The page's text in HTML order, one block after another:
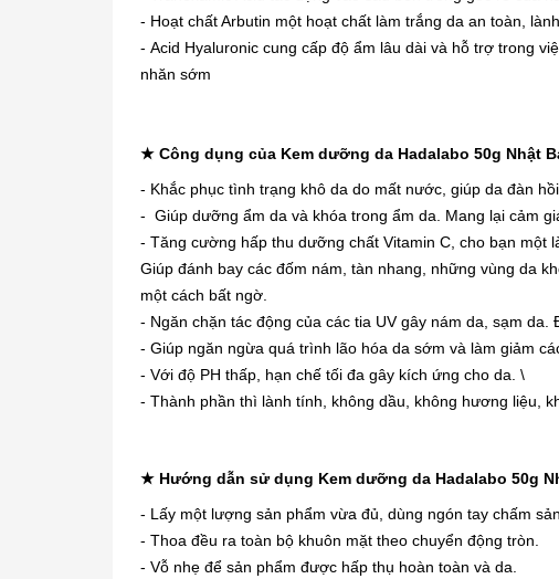
- Hoạt chất Arbutin một hoạt chất làm trắng da an toàn,
- Acid Hyaluronic cung cấp độ ẩm lâu dài và hỗ trợ trong
nhăn sớm
★ Công dụng của Kem dưỡng da Hadalabo 50g Nhật
- Khắc phục tình trạng khô da do mất nước, giúp da đàn
- Giúp dưỡng ẩm da và khóa trong ẩm da. Mang lại cảm
- Tăng cường hấp thu dưỡng chất Vitamin C, cho bạn một
Giúp đánh bay các đốm nám, tàn nhang, những vùng da
một cách bất ngờ.
- Ngăn chặn tác động của các tia UV gây nám da, sạm
- Giúp ngăn ngừa quá trình lão hóa da sớm và làm giảm
- Với độ PH thấp, hạn chế tối đa gây kích ứng cho da. \
- Thành phần thì lành tính, không dầu, không hương liệu,
★ Hướng dẫn sử dụng Kem dưỡng da Hadalabo 50g
- Lấy một lượng sản phẩm vừa đủ, dùng ngón tay chấm
- Thoa đều ra toàn bộ khuôn mặt theo chuyển động tròn.
- Vỗ nhẹ để sản phẩm được hấp thụ hoàn toàn và da.